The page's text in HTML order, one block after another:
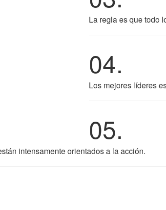
La regla es que todo
04.
Los mejores líderes
05.
intensamente orientados a la acción.